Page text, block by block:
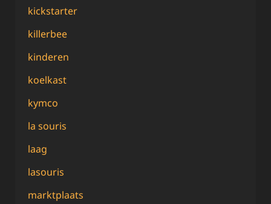
kickstarter
killerbee
kinderen
koelkast
kymco
la souris
laag
lasouris
marktplaats